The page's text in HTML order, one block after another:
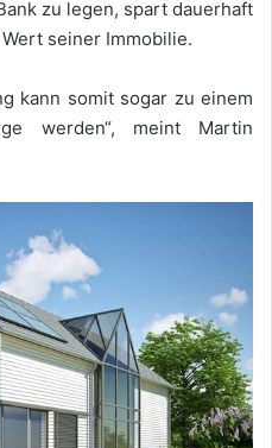
zu legen, spart dauerhaft
seiner Immobilie.
kann somit sogar zu einem
werden“, meint Martin